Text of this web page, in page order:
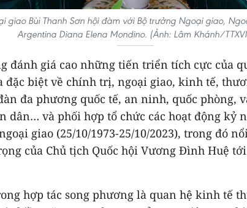
giao Bùi Thanh Sơn hội đàm với Bộ trưởng Ngoại giao,
Argentina Diana Elena Mondino. (Ảnh: Lâm Khánh/
đánh giá cao những tiến triển tích cực của
đặc biệt về chính trị, ngoại giao, kinh tế,
đa phương quốc tế, an ninh, quốc phòng,
dân… và phối hợp tổ chức các hoạt động kỷ
giao (25/10/1973-25/10/2023), trong đó
của Chủ tịch Quốc hội Vương Đình Huệ
hợp tác song phương là quan hệ kinh tế